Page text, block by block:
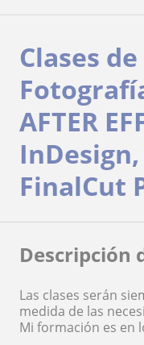
Clases
AFTER
FinalCut
Descripción
Las clases serán
medida de las
Mi formación es en